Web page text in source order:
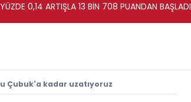
0,14 ARTIŞLA 13 BİN 708 PUANDAN BAŞLADI
Çubuk'a kadar uzatıyoruz